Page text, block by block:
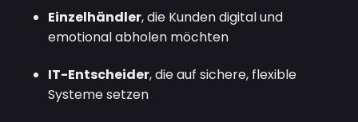
Einzelhändler, die Kunden digital und
emotional abholen möchten
IT-Entscheider, die auf sichere, flexible
Systeme setzen